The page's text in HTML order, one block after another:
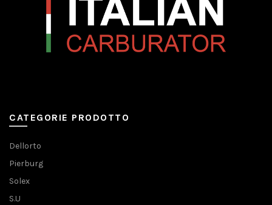
CATEGORIE PRODOTTO
Dellorto
Pierburg
Solex
S.U